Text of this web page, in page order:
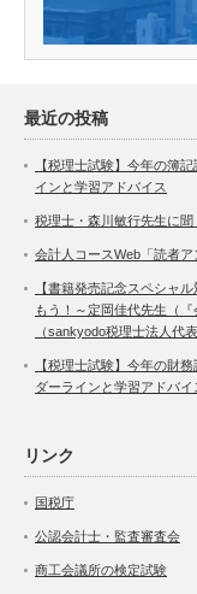
最近の投稿
【税理士試験】今年の簿
インと学習アドバイス
税理士・森川敏行先生に
会計人コースWeb「読者
【書籍発売記念スペシャ
もう！～定岡佳代先生（
（sankyodo税理士法人代表
【税理士試験】今年の財
ダーラインと学習アドバイ
リンク
国税庁
公認会計士・監査審査会
商工会議所の検定試験